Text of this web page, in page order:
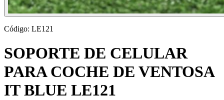
Código: LE121
SOPORTE DE CELULAR
PARA COCHE DE VENTOSA
IT BLUE LE121